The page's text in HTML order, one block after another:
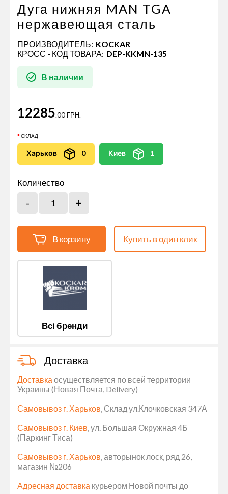
Дуга нижняя MAN TGA
нержавеющая сталь
ПРОИЗВОДИТЕЛЬ: KOCKAR
КРОСС - КОД ТОВАРА: DEP-KKMN-135
В наличии
12285.00 ГРН.
СКЛАД
Харьков 0 Киев 1
Количество
В корзину Купить в один клик
Всі бренди
Доставка
Доставка осуществляется по всей территории
Украины (Новая Почта, Delivery)
Самовывоз г. Харьков, Склад ул.Клочковская 347А
Самовывоз г. Киев, ул. Большая Окружная 4Б
(Паркинг Тиса)
Самовывоз г. Харьков, авторынок лоск, ряд 26,
магазин №206
Адресная доставка курьером Новой почты до